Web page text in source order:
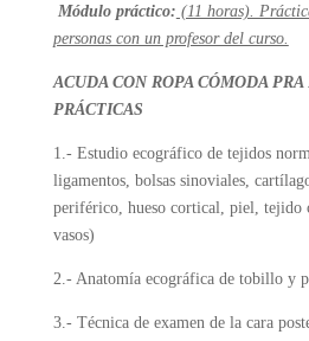
Módulo práctico: (11 horas).
personas con un profesor del curso.
ACUDA CON ROPA CÓMODA
PRÁCTICAS
1.- Estudio ecográfico de tejidos
ligamentos, bolsas sinoviales,
periférico, hueso cortical, piel, tejido
vasos)
2.- Anatomía ecográfica de tobillo y
3.- Técnica de examen de la cara